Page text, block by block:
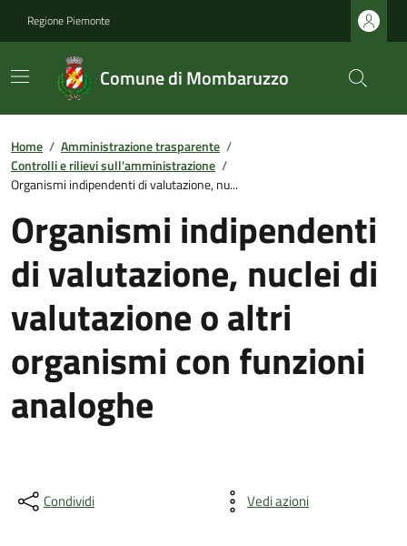
Regione Piemonte
Comune di Mombaruzzo
Home / Amministrazione trasparente /
Controlli e rilievi sull'amministrazione /
Organismi indipendenti di valutazione, nu...
Organismi indipendenti
di valutazione, nuclei di
valutazione o altri
organismi con funzioni
analoghe
Condividi Vedi azioni